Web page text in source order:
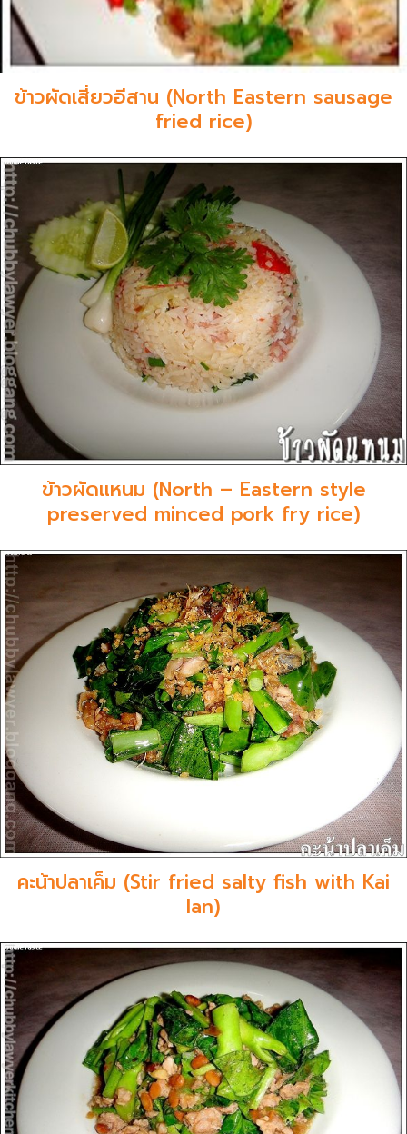
ข้าวผัดเสี่ยวอีสาน (North Eastern sausage
fried rice)
ข้าวผัดแหนม (North – Eastern style
preserved minced pork fry rice)
คะน้าปลาเค็ม (Stir fried salty fish with Kai
lan)